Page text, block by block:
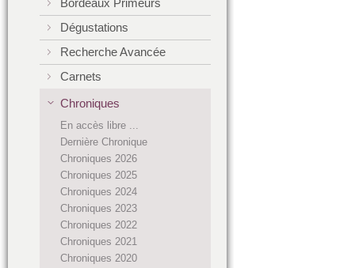
Bordeaux Primeurs
Dégustations
Recherche Avancée
Carnets
Chroniques
En accès libre ...
Dernière Chronique
Chroniques 2026
Chroniques 2025
Chroniques 2024
Chroniques 2023
Chroniques 2022
Chroniques 2021
Chroniques 2020